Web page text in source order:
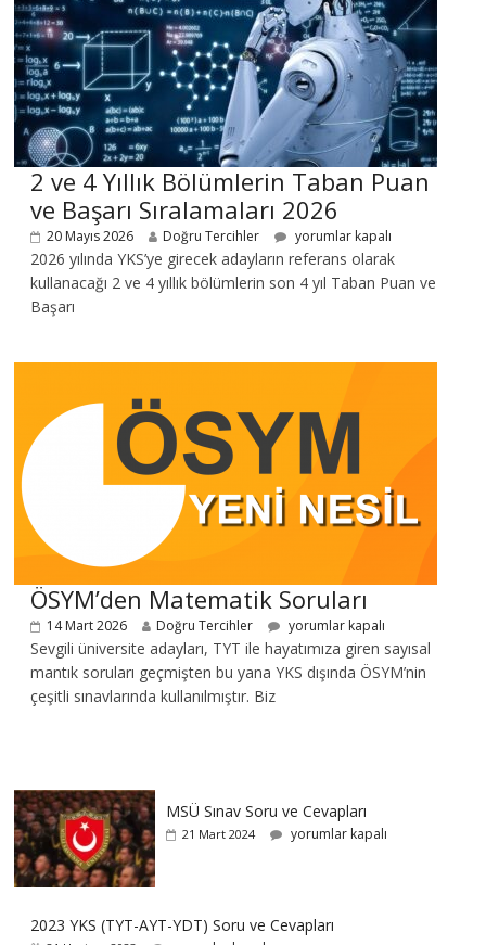
2 ve 4 Yıllık Bölümlerin Taban Puan
ve Başarı Sıralamaları 2026
20 Mayıs 2026 Doğru Tercihler yorumlar kapalı
2026 yılında YKS’ye girecek adayların referans olarak
kullanacağı 2 ve 4 yıllık bölümlerin son 4 yıl Taban Puan ve
Başarı
ÖSYM’den Matematik Soruları
14 Mart 2026 Doğru Tercihler yorumlar kapalı
Sevgili üniversite adayları, TYT ile hayatımıza giren sayısal
mantık soruları geçmişten bu yana YKS dışında ÖSYM’nin
çeşitli sınavlarında kullanılmıştır. Biz
MSÜ Sınav Soru ve Cevapları
21 Mart 2024 yorumlar kapalı
2023 YKS (TYT-AYT-YDT) Soru ve Cevapları